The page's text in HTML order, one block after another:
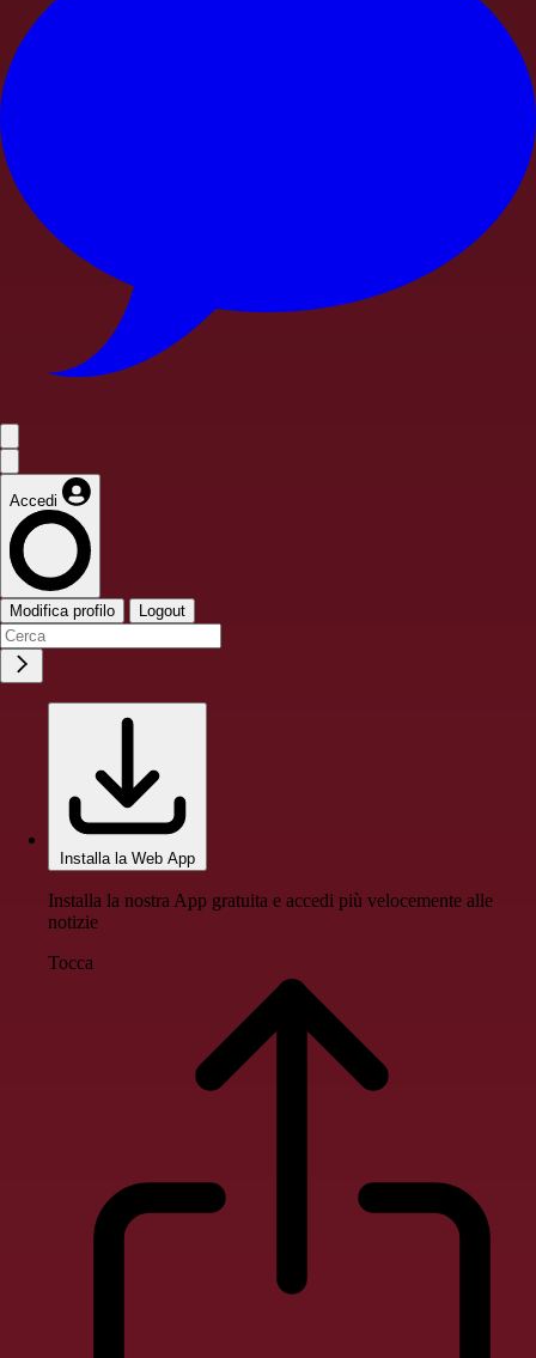
Accedi
Modifica profilo Logout
Installa la Web App
Installa la nostra App gratuita e accedi più velocemente alle
notizie
Tocca